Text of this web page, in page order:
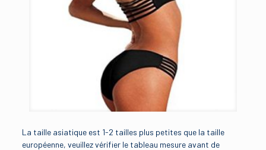
La taille asiatique est 1-2 tailles plus petites que la taille
européenne, veuillez vérifier le tableau mesure avant de